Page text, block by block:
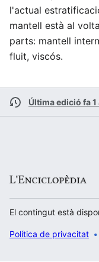
l'actual
mantell està al
parts: mantell
fluit, viscós.
Última edició fa 1
El contingut està
Política de privacitat